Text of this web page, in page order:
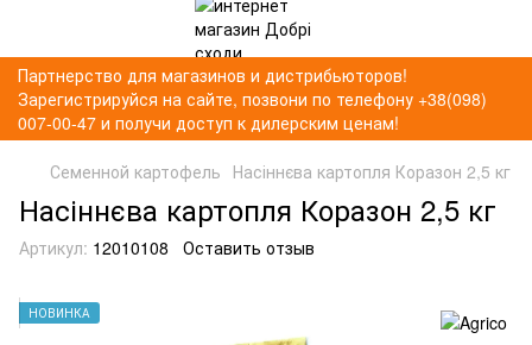
Партнерство для магазинов и дистрибьюторов!
Зарегистрируйся на сайте, позвони по телефону +38(098)
007-00-47 и получи доступ к дилерским ценам!
Семенной картофель Насіннєва картопля Коразон 2,5 кг
Насіннєва картопля Коразон 2,5 кг
Артикул: 12010108 Оставить отзыв
НОВИНКА